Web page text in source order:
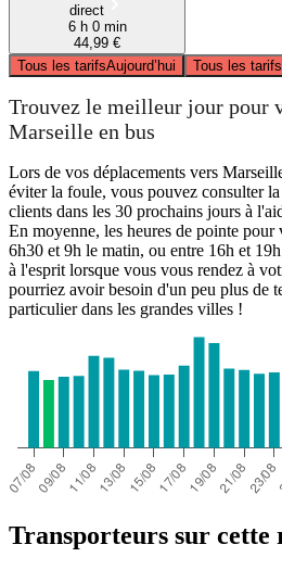
direct
6 h 0 min
44,99 €
Tous les tarifsAujourd’hui Tous les tarifs
Trouvez le meilleur jour pour
Marseille en bus
Lors de vos déplacements vers
éviter la foule, vous pouvez consulter
clients dans les 30 prochains jours à
En moyenne, les heures de pointe pour
6h30 et 9h le matin, ou entre 16h et
à l'esprit lorsque vous vous rendez à
pourriez avoir besoin d'un peu plus de
particulier dans les grandes villes !
Transporteurs sur cette